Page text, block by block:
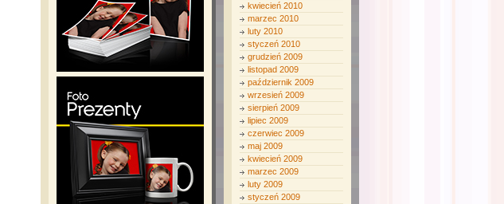
kwiecień 2010
marzec 2010
luty 2010
styczeń 2010
grudzień 2009
listopad 2009
październik 2009
wrzesień 2009
sierpień 2009
lipiec 2009
czerwiec 2009
maj 2009
kwiecień 2009
marzec 2009
luty 2009
styczeń 2009